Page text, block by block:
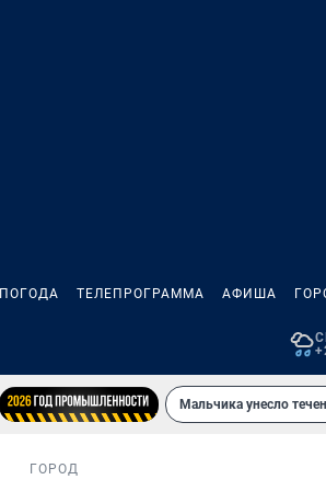
ПОГОДА ТЕЛЕПРОГРАММА АФИША
Мальчика унесло
ГОРОД